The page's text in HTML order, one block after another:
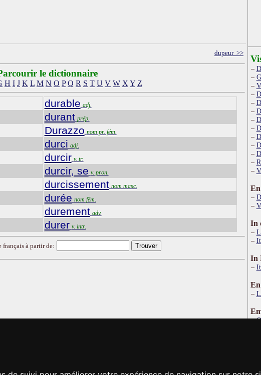
dupeur >>
le dictionnaire
H I J K L M N O P Q R S T U V W X Y Z
durable adj.
durant prép.
Durazzo nom pr. fém.
durci adj.
durcir v. tr.
durcir, se v. pron.
durcissement nom masc.
durée nom fém.
durement adv.
durer v. intr.
à partir de:
In
In